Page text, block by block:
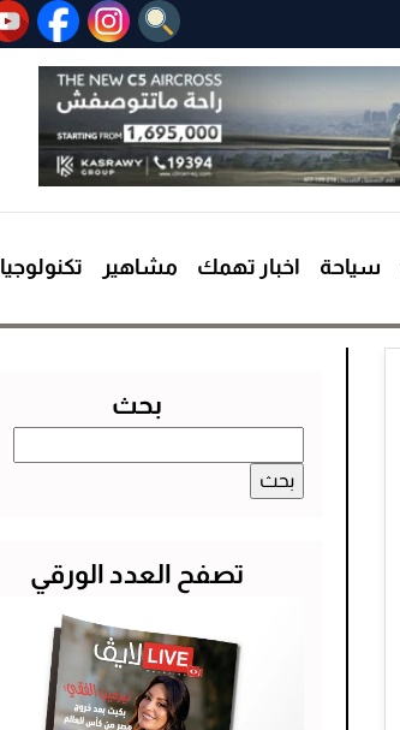
سياحة اخبار تهمك مشاهير تكنولوجيا
بحث
عن:
تصفح العدد الورقي